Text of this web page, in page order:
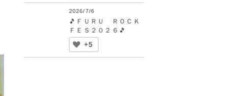
2026/7/6
🎵ＦＵＲＵ ＲＯＣＫ
ＦＥＳ２０２６🎵
+5